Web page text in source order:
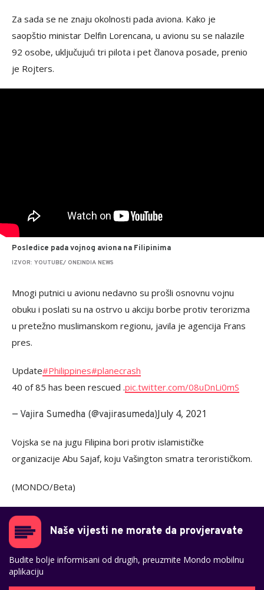
Za sada se ne znaju okolnosti pada aviona. Kako je
saopštio ministar Delfin Lorencana, u avionu su se nalazile
92 osobe, uključujući tri pilota i pet članova posade, prenio
je Rojters.
Posledice pada vojnog aviona na Filipinima
IZVOR: YOUTUBE/ ONEINDIA NEWS
Mnogi putnici u avionu nedavno su prošli osnovnu vojnu
obuku i poslati su na ostrvo u akciju borbe protiv terorizma
u pretežno muslimanskom regionu, javila je agencija Frans
pres.
Update#Philippines#planecrash
40 of 85 has been rescued .pic.twitter.com/08uDnLi0mS
— Vajira Sumedha (@vajirasumeda)July 4, 2021
Vojska se na jugu Filipina bori protiv islamističke
organizacije Abu Sajaf, koju Vašington smatra terorističkom.
(MONDO/Beta)
Naše vijesti ne morate da provjeravate
Budite bolje informisani od drugih, preuzmite Mondo mobilnu
aplikaciju